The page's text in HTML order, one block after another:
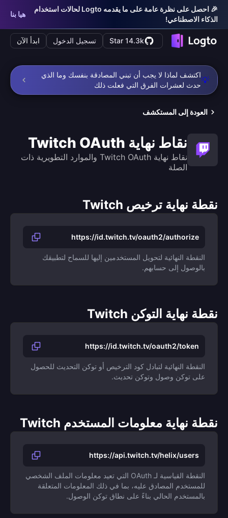
🎉 احصل على نظرة عامة على ما يقدمه Logto لحالات استخدام
الذكاء الاصطناعي!
هيا بنا
Star 14.3k تسجيل الدخول ابدأ الآن
💡
اكتشف لماذا لا يجب أن تبني المصادقة بنفسك وما الذي
حدث لعشرات الفرق التي فعلت ذلك
العودة إلى المستكشف
نقاط نهاية Twitch OAuth
نقاط نهاية Twitch OAuth والموارد التطويرية ذات
الصلة
نقطة نهاية ترخيص Twitch
https://id.twitch.tv/oauth2/authorize
النقطة النهائية لتحويل المستخدمين إليها للسماح لتطبيقك
بالوصول إلى حسابهم.
نقطة نهاية التوكن Twitch
https://id.twitch.tv/oauth2/token
النقطة النهائية لتبادل كود الترخيص أو توكن التحديث للحصول
على توكن وصول وتوكن تحديث.
نقطة نهاية معلومات المستخدم Twitch
https://api.twitch.tv/helix/users
النقطة القياسية لـ OAuth التي تعيد معلومات الملف الشخصي
للمستخدم المصادق عليه، بما في ذلك المعلومات المتعلقة
بالمستخدم الحالي بناءً على نطاق توكن الوصول.